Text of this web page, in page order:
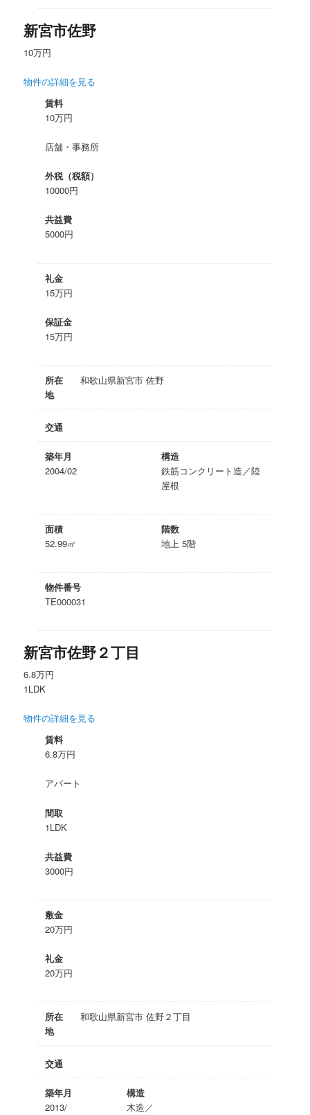
新宮市佐野
10万円
物件の詳細を見る
賃料
10万円
店舗・事務所
外税（税額）
10000円
共益費
5000円
礼金
15万円
保証金
15万円
所在
地
和歌山県新宮市 佐野
交通
築年月
2004/02
構造
鉄筋コンクリート造／陸
屋根
面積
52.99㎡
階数
地上 5階
物件番号
TE000031
新宮市佐野２丁目
6.8万円
1LDK
物件の詳細を見る
賃料
6.8万円
アパート
間取
1LDK
共益費
3000円
敷金
20万円
礼金
20万円
所在
地
和歌山県新宮市 佐野２丁目
交通
築年月
2013/
構造
木造／